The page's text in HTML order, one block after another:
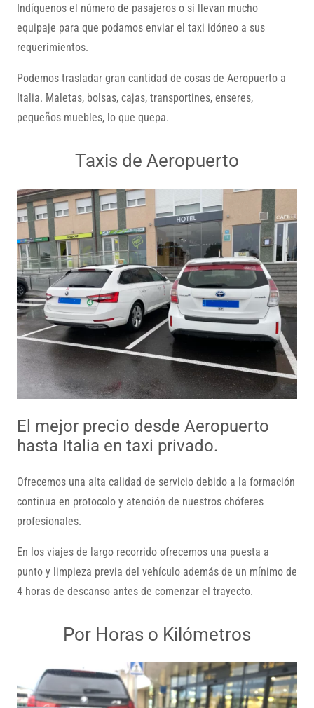
Indíquenos el número de pasajeros o si llevan mucho
equipaje para que podamos enviar el taxi idóneo a sus
requerimientos.
Podemos trasladar gran cantidad de cosas de Aeropuerto a
Italia. Maletas, bolsas, cajas, transportines, enseres,
pequeños muebles, lo que quepa.
Taxis de Aeropuerto
El mejor precio desde Aeropuerto
hasta Italia en taxi privado.
Ofrecemos una alta calidad de servicio debido a la formación
continua en protocolo y atención de nuestros chóferes
profesionales.
En los viajes de largo recorrido ofrecemos una puesta a
punto y limpieza previa del vehículo además de un mínimo de
4 horas de descanso antes de comenzar el trayecto.
Por Horas o Kilómetros